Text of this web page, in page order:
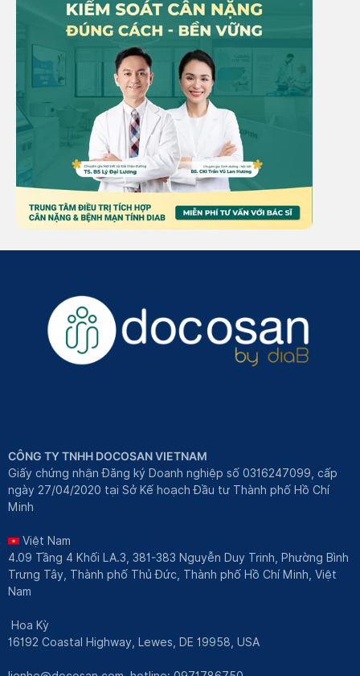
CÔNG TY TNHH DOCOSAN VIETNAM
Giấy chứng nhận Đăng ký Doanh nghiệp số 0316247099, cấp
ngày 27/04/2020 tại Sở Kế hoạch Đầu tư Thành phố Hồ Chí
Minh
Việt Nam
4.09 Tầng 4 Khối LA.3, 381-383 Nguyễn Duy Trinh, Phường Bình
Trưng Tây, Thành phố Thủ Đức, Thành phố Hồ Chí Minh, Việt
Nam
Hoa Kỳ
16192 Coastal Highway, Lewes, DE 19958, USA